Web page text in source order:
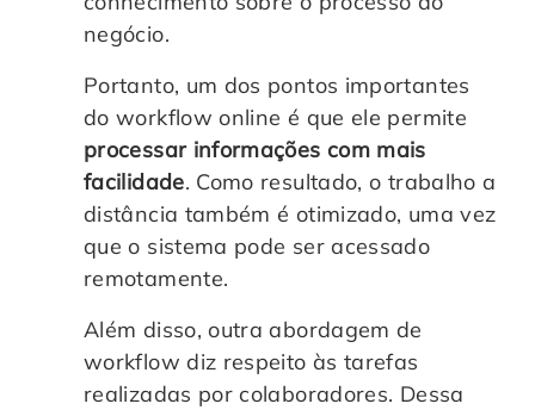
negócio.
Portanto, um dos pontos importantes
do workflow online é que ele permite
processar informações com mais
facilidade. Como resultado, o trabalho a
distância também é otimizado, uma vez
que o sistema pode ser acessado
remotamente.
Além disso, outra abordagem de
workflow diz respeito às tarefas
realizadas por colaboradores. Dessa